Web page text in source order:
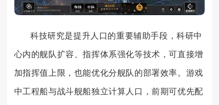
科技研究是提升人口的重要辅助手段，科研中
心内的舰队扩容、指挥体系强化等技术，可直接增
加指挥值上限，也能优化分舰队的部署效率。游戏
中工程船与战斗舰船独立计算人口，前期可优先配